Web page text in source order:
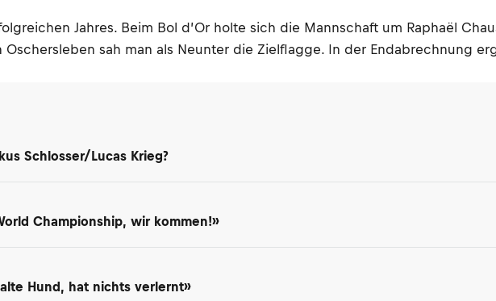
Jahres. Beim Bol d’Or holte sich die Mannschaft um Raphaël
sah man als Neunter die Zielflagge. In der Endabrechnung
Schlosser/Lucas Krieg?
Championship, wir kommen!»
Hund, hat nichts verlernt»